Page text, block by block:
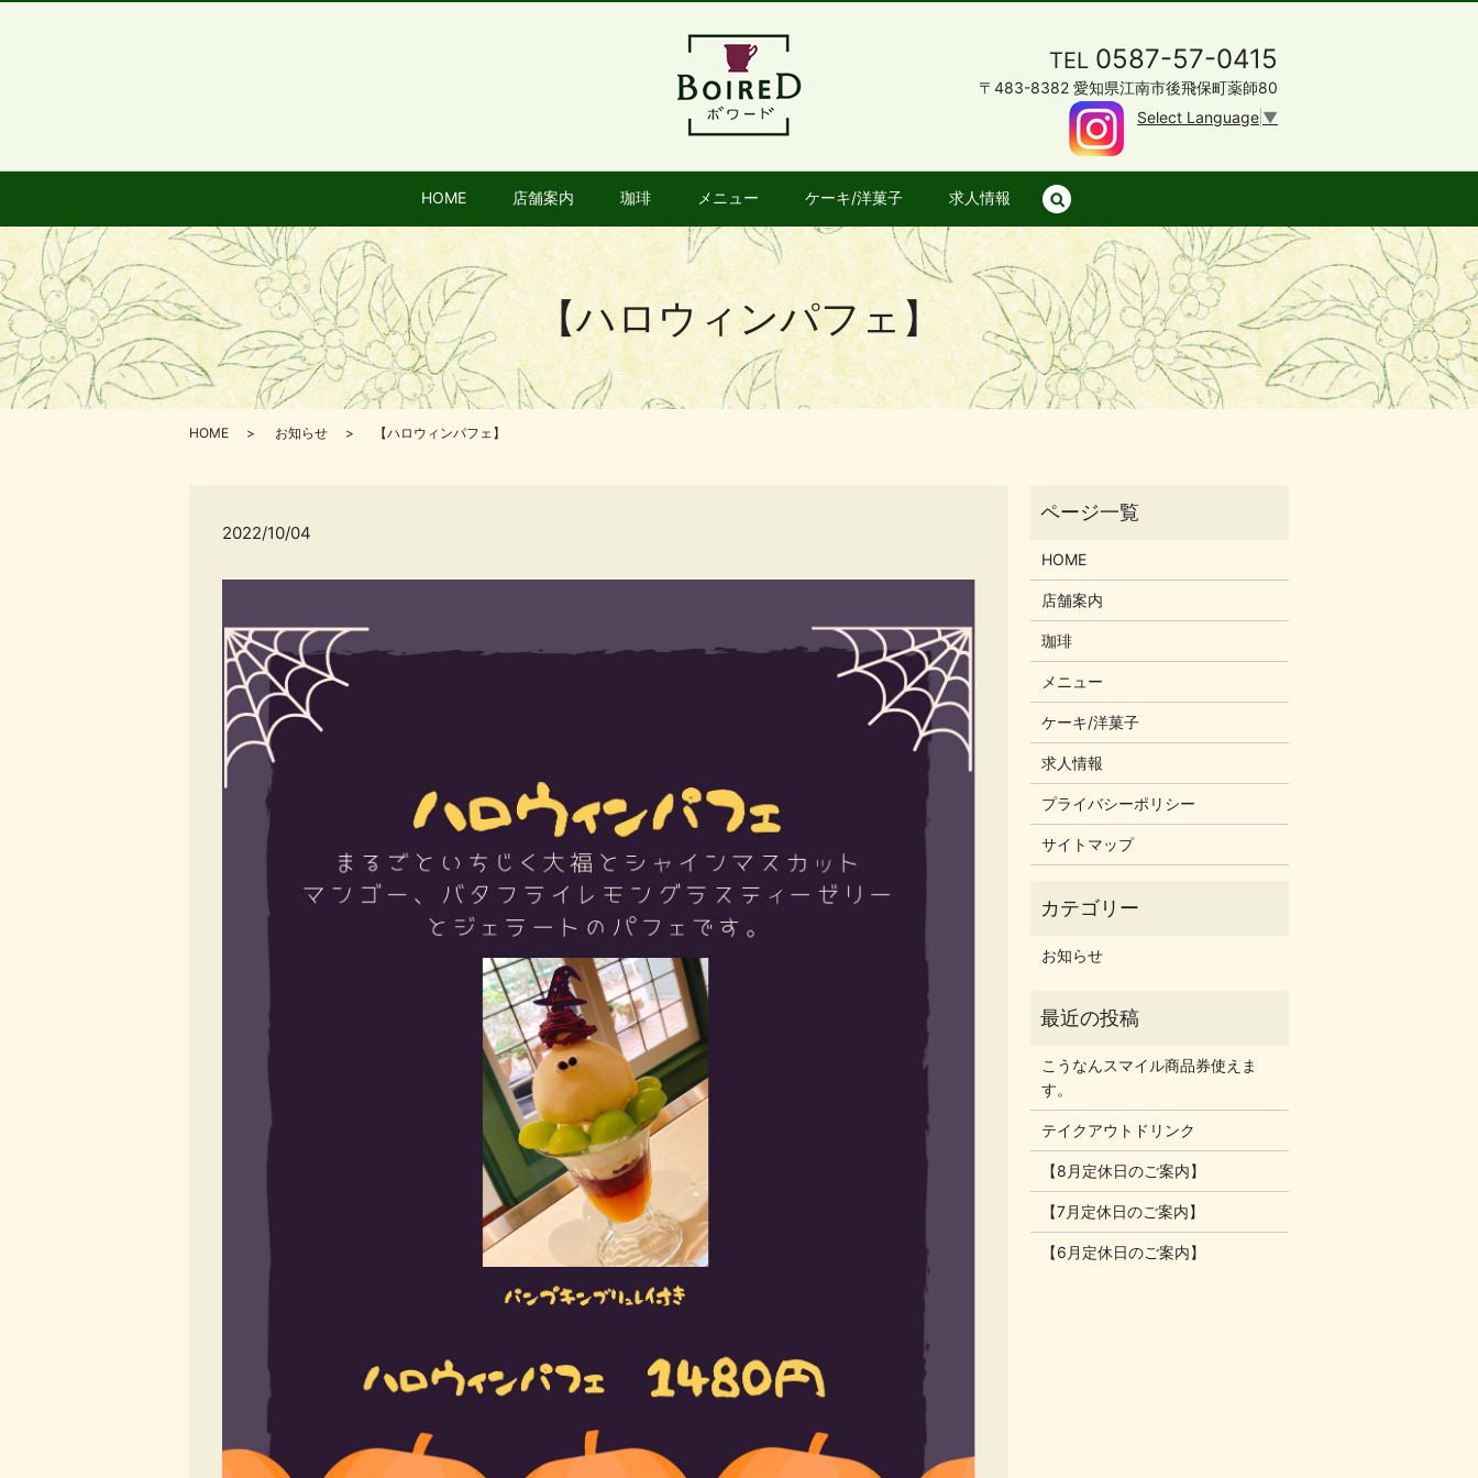
HOME 店舗案内 珈琲 メニュー ケーキ/洋菓子 求人情報 search
TEL 0587-57-0415
〒483-8382 愛知県江南市後飛保町薬師80
Select Language ▼
【ハロウィンパフェ】
HOME お知らせ 【ハロウィンパフェ】
2022/10/04
HOME
店舗案内
珈琲
メニュー
ケーキ/洋菓子
求人情報
プライバシーポリシー
サイトマップ
お知らせ
こうなんスマイル商品券使えま
す。
テイクアウトドリンク
【8月定休日のご案内】
【7月定休日のご案内】
【6月定休日のご案内】